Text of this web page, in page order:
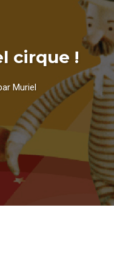
cirque !
Muriel